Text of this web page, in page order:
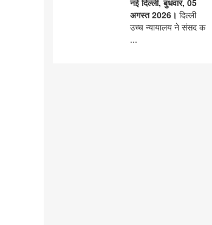
नई दिल्ली, बुधवार, 05
अगस्त 2026। दिल्ली
उच्च न्यायालय ने संसद क
...